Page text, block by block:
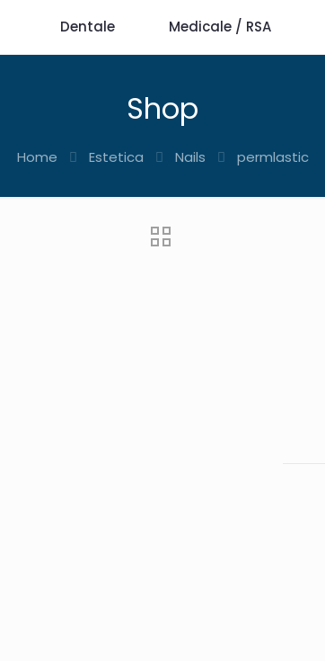
Dentale Medicale / RSA
Shop
Home Estetica Nails permlastic